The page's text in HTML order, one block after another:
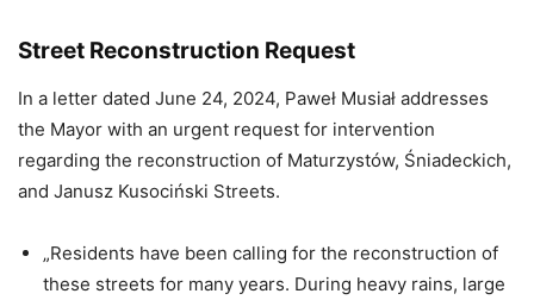
Street Reconstruction Request
In a letter dated June 24, 2024, Paweł Musiał addresses
the Mayor with an urgent request for intervention
regarding the reconstruction of Maturzystów, Śniadeckich,
and Janusz Kusociński Streets.
„Residents have been calling for the reconstruction of
these streets for many years. During heavy rains, large